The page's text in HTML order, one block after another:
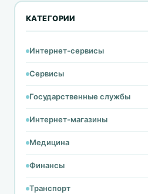
КАТЕГОРИИ
Интернет-сервисы
Сервисы
Государственные службы
Интернет-магазины
Медицина
Финансы
Транспорт